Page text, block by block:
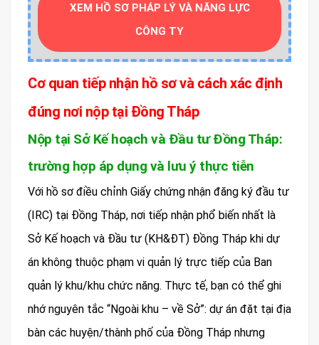
XEM HỒ SƠ PHÁP LÝ VÀ NĂNG LỰC
CÔNG TY
Cơ quan tiếp nhận hồ sơ và cách xác định
đúng nơi nộp tại Đồng Tháp
Nộp tại Sở Kế hoạch và Đầu tư Đồng Tháp:
trường hợp áp dụng và lưu ý thực tiễn
Với hồ sơ điều chỉnh Giấy chứng nhận đăng ký đầu tư
(IRC) tại Đồng Tháp, nơi tiếp nhận phổ biến nhất là
Sở Kế hoạch và Đầu tư (KH&ĐT) Đồng Tháp khi dự
án không thuộc phạm vi quản lý trực tiếp của Ban
quản lý khu/khu chức năng. Thực tế, bạn có thể ghi
nhớ nguyên tắc “Ngoài khu – về Sở”: dự án đặt tại địa
bàn các huyện/thành phố của Đồng Tháp nhưng